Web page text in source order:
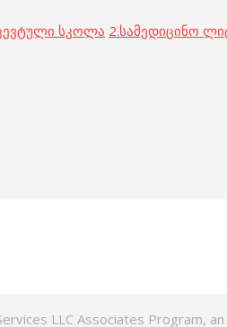
სკოლა 2.სამედიცინო
LLC Associates Program,